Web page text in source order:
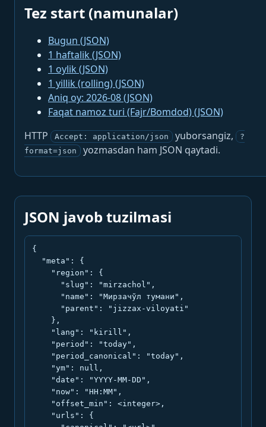
Tez start (namunalar)
Bugun (JSON)
1 haftalik (JSON)
1 oylik (JSON)
1 yillik (rolling) (JSON)
Aniq oy: 2026-08 (JSON)
Faqat namoz turi (Fajr/Bomdod) (JSON)
HTTP
Accept: application/json yuborsangiz,
?
format=json
yozmasdan ham JSON qaytadi.
JSON javob tuzilmasi
{
  "meta": {
    "region": {
      "slug": "mirzachol",
      "name": "Мирзачўл тумани",
      "parent": "jizzax-viloyati"
    },
    "lang": "kirill",
    "period": "today",
    "period_canonical": "today",
    "ym": null,
    "date": "YYYY-MM-DD",
    "now": "HH:MM",
    "offset_min": <integer>,
    "urls": {